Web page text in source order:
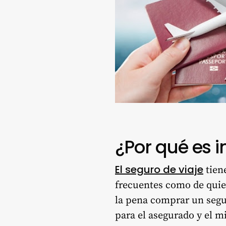
¿Por qué es
El seguro de viaje
frecuentes como de
la pena comprar un
para el asegurado y el